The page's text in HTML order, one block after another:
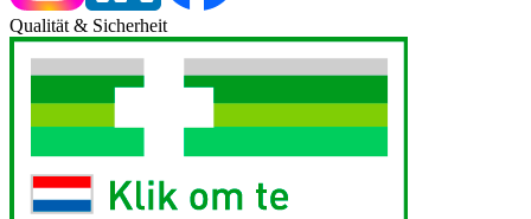
Qualität & Sicherheit